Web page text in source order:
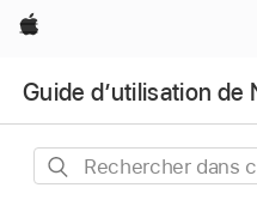
Apple
Guide d’utilisation
Rechercher